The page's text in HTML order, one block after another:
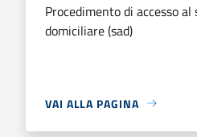
Procedimento di accesso
domiciliare (sad)
VAI ALLA PAGINA